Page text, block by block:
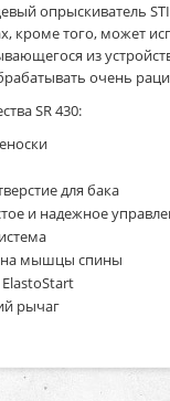
опрыскиватель
кроме того, может
из
очень
SR 430:
для бака
и надежное
на мышцы спины
рычаг